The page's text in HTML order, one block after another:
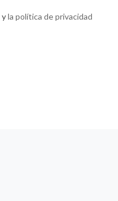
yla política de privacidad